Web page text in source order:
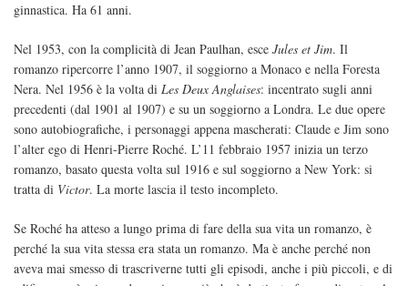
ginnastica. Ha 61 anni.
Nel 1953, con la complicità di Jean Paulhan, esce Jules et Jim. Il
romanzo ripercorre l’anno 1907, il soggiorno a Monaco e nella Foresta
Nera. Nel 1956 è la volta di Les Deux Anglaises: incentrato sugli anni
precedenti (dal 1901 al 1907) e su un soggiorno a Londra. Le due opere
sono autobiografiche, i personaggi appena mascherati: Claude e Jim sono
l’alter ego di Henri-Pierre Roché. L’11 febbraio 1957 inizia un terzo
romanzo, basato questa volta sul 1916 e sul soggiorno a New York: si
tratta di Victor. La morte lascia il testo incompleto.
Se Roché ha atteso a lungo prima di fare della sua vita un romanzo, è
perché la sua vita stessa era stata un romanzo. Ma è anche perché non
aveva mai smesso di trascriverne tutti gli episodi, anche i più piccoli, e di